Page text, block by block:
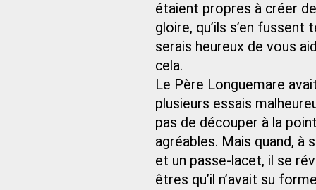
étaient propres à créer
gloire, qu’ils s’en
serais heureux de vous
cela.
Le Père Longuemare
plusieurs essais
pas de découper à la
agréables. Mais quand, à
et un passe-lacet, il se
êtres qu’il n’avait su